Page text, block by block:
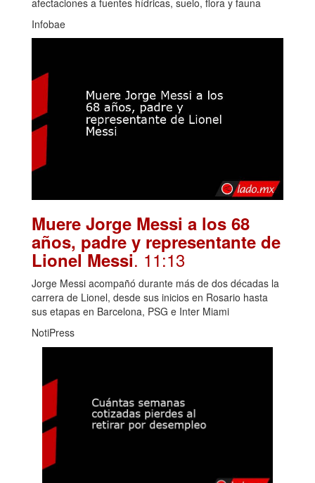
afectaciones a fuentes hídricas, suelo, flora y fauna
Infobae
Muere Jorge Messi a los 68
años, padre y representante de
Lionel Messi. 11:13
Jorge Messi acompañó durante más de dos décadas la
carrera de Lionel, desde sus inicios en Rosario hasta
sus etapas en Barcelona, PSG e Inter Miami
NotiPress